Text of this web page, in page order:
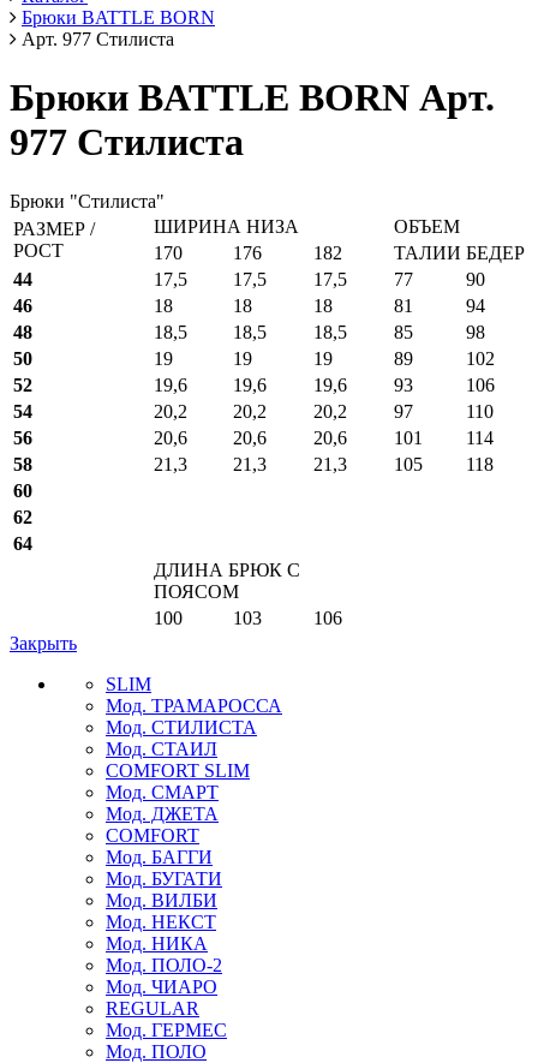
Брюки BATTLE BORN
Арт. 977 Стилиста
Брюки BATTLE BORN Арт.
977 Стилиста
Брюки "Стилиста"
РАЗМЕР /
РОСТ
ШИРИНА НИЗА
ОБЪЕМ
170
176 182 ТАЛИИ БЕДЕР
44
17,5 17,5 17,5 77
90
46
18 18 18 81
94
48
18,5 18,5 18,5 85
98
50
19 19 19 89
102
52
19,6 19,6 19,6 93
106
54
20,2 20,2 20,2 97
110
56
20,6 20,6 20,6 101
114
58
21,3 21,3 21,3 105
118
60
62
64
ДЛИНА БРЮК С
ПОЯСОМ
100
103
106
Закрыть
SLIM
Мод. ТРАМАРОССА
Мод. СТИЛИСТА
Мод. СТАИЛ
COMFORT SLIM
Мод. СМАРТ
Мод. ДЖЕТА
COMFORT
Мод. БАГГИ
Мод. БУГАТИ
Мод. ВИЛБИ
Мод. НЕКСТ
Мод. НИКА
Мод. ПОЛО-2
Мод. ЧИАРО
REGULAR
Мод. ГЕРМЕС
Мод. ПОЛО